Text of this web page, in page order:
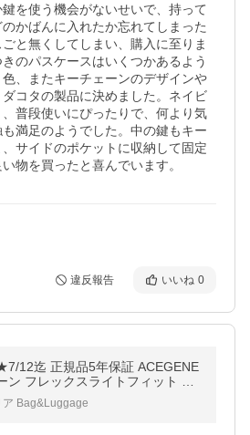
を使う機会がないせいで、持って
かばんに入れたか忘れてしまった
と無くしてしまい、購入に至りま
のパスケースはいくつかあるよう
、またキーチェーンのデザインや
コタの製品に決めました。ネイビ
普段使いにぴったりで、何より気
満足のようでした。中の鍵もキー
サイドのポケットに収納して固定
物を買ったと喜んでいます。
違反報告 いいね 0
12迄 正規品5年保証 ACEGENE
ン フレックスライトフィット フ
イト ビジネスバッグ 2WAY ブリ
A4 メンズ 54559
ア Bag&Luggage